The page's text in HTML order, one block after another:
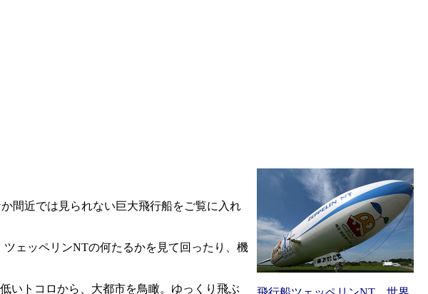
間近では見られない巨大飛行船をご覧に入れ
ェッペリンNTの何たるかを見て回ったり、機
いトコロから、大都市を鳥瞰。ゆっくり飛ぶ